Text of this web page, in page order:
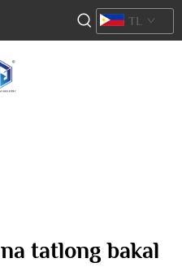
TL
tatlong bakal